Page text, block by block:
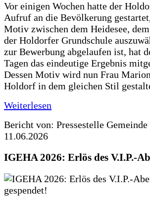
Vor einigen Wochen hatte der
Aufruf an die Bevölkerung
Motiv zwischen dem Heidesee,
der Holdorfer Grundschule
zur Bewerbung abgelaufen ist, hat
Tagen das eindeutige Ergebnis
Dessen Motiv wird nun Frau
Holdorf in dem gleichen Stil
Weiterlesen
Bericht von: Pressestelle
11.06.2026
IGEHA 2026: Erlös des V.I.P.-